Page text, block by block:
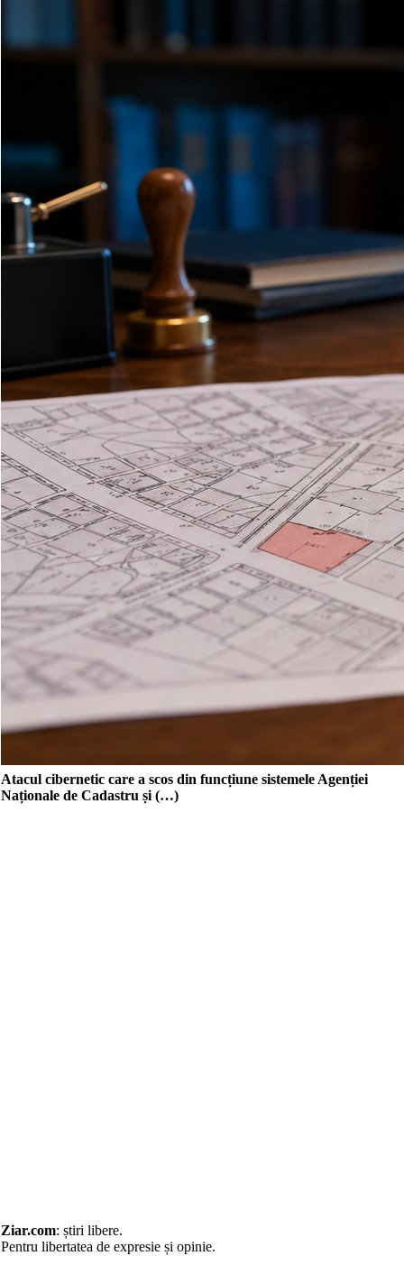
Atacul cibernetic care a scos din funcțiune sistemele Agenției
Naționale de Cadastru și (…)
Ziar.com: știri libere.
Pentru libertatea de expresie și opinie.